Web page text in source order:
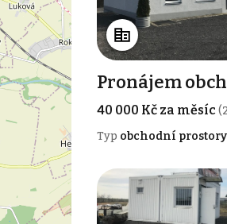
Pronájem
40 000 Kč za měsíc
Typ obchodní prostory